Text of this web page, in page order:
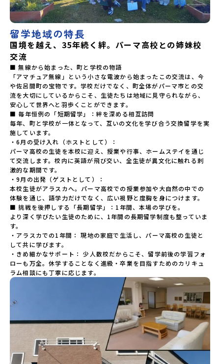
留学地域の特長
国境を越え、35年続く絆。パーマ高校との姉妹校
交流
■ 無線から始まった、町と学校の物語
「アマチュア無線」という小さな電波から始まったこの交流は、今
や佐呂間町の宝物です。学校だけでなく、町全体がパーマ市との交
流を大切にしているからこそ、生徒たちは地域に見守られながら、
安心して世界へと羽歩くことができます。
■ 毎年恒例の「短期留学」：絆を深める相互訪問
毎年、町と学校が一体となって、互いの文化を学び合う交換留学を実
施しています。
・6月の受け入れ（ホストとして）：
パーマ高校の生徒を本校に迎え、授業や行事、ホームステイを通じ
て交流します。校内に英語が飛び交い、全生徒が異文化に触れる刺
激的な期間です。
・9月の出発（ゲストとして）：
本校生徒がアラスカへ。パーマ高校での授業参加や大自然の中での
体験を通じ、語学力だけでなく、広い視野と度胸を身につけます。
■ 挑戦を後押しする「長期留学」：1年間、本場の学びを。
より深く学びたい生徒のために、1年間の長期留学制度も整っていま
す。
・アラスカでの1年間： 現地の家庭で生活し、パーマ高校の生徒と
して共に学びます。
・きめ細かなサポート： 少人数校だからこそ、留学前後の学習フォ
ローも万全。休学することなく進級・卒業を目指すためのカリキュ